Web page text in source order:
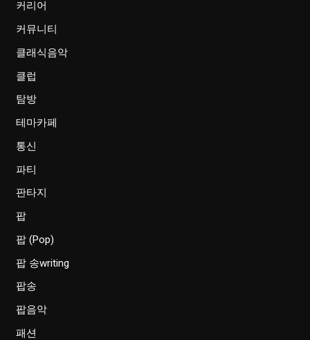
커리어
커뮤니티
클래식음악
클럽
탐방
테마카페
통신
파티
판타지
팝
팝 (Pop)
팝 송writing
팝송
팝음악
패션